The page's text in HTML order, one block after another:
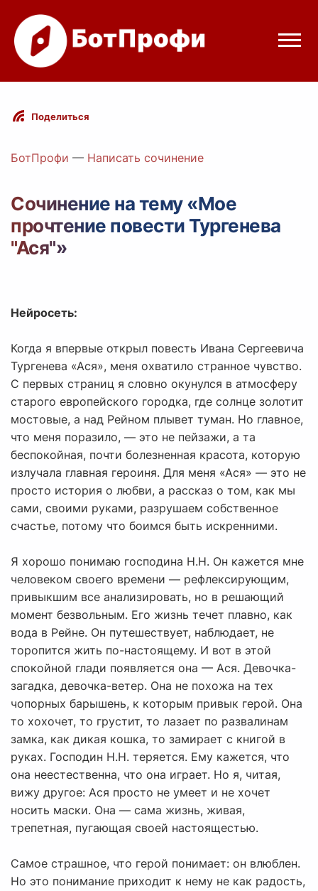
Режимы бота
Цены
Вход с Telegram
Поделиться
БотПрофи — Написать сочинение
Сочинение на тему «Мое
прочтение повести Тургенева
"Ася"»
Нейросеть:
Когда я впервые открыл повесть Ивана Сергеевича
Тургенева «Ася», меня охватило странное чувство.
С первых страниц я словно окунулся в атмосферу
старого европейского городка, где солнце золотит
мостовые, а над Рейном плывет туман. Но главное,
что меня поразило, — это не пейзажи, а та
беспокойная, почти болезненная красота, которую
излучала главная героиня. Для меня «Ася» — это не
просто история о любви, а рассказ о том, как мы
сами, своими руками, разрушаем собственное
счастье, потому что боимся быть искренними.
Я хорошо понимаю господина Н.Н. Он кажется мне
человеком своего времени — рефлексирующим,
привыкшим все анализировать, но в решающий
момент безвольным. Его жизнь течет плавно, как
вода в Рейне. Он путешествует, наблюдает, не
торопится жить по-настоящему. И вот в этой
спокойной глади появляется она — Ася. Девочка-
загадка, девочка-ветер. Она не похожа на тех
чопорных барышень, к которым привык герой. Она
то хохочет, то грустит, то лазает по развалинам
замка, как дикая кошка, то замирает с книгой в
руках. Господин Н.Н. теряется. Ему кажется, что
она неестественна, что она играет. Но я, читая,
вижу другое: Ася просто не умеет и не хочет
носить маски. Она — сама жизнь, живая,
трепетная, пугающая своей настоящестью.
Самое страшное, что герой понимает: он влюблен.
Но это понимание приходит к нему не как радость,